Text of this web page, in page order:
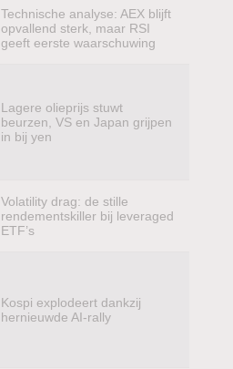
Technische analyse: AEX blijft
opvallend sterk, maar RSI
geeft eerste waarschuwing
Lagere olieprijs stuwt
beurzen, VS en Japan grijpen
in bij yen
Volatility drag: de stille
rendementskiller bij leveraged
ETF’s
Kospi explodeert dankzij
hernieuwde AI-rally